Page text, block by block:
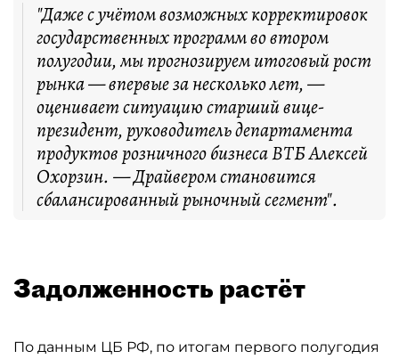
"Даже с учётом возможных корректировок
государственных программ во втором
полугодии, мы прогнозируем итоговый рост
рынка — впервые за несколько лет, —
оценивает ситуацию старший вице-
президент, руководитель департамента
продуктов розничного бизнеса ВТБ Алексей
Охорзин. — Драйвером становится
сбалансированный рыночный сегмент".
Задолженность растёт
По данным ЦБ РФ, по итогам первого полугодия